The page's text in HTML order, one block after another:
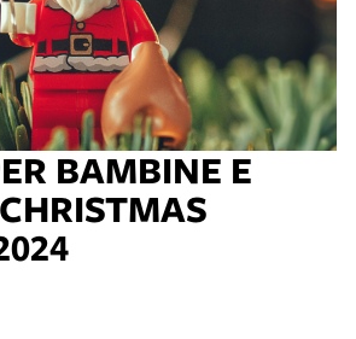
BAMBINE E